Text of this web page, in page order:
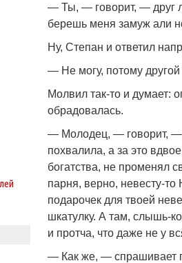
— Ты, — говорит, — друг
берешь меня замуж али
Ну, Степан и ответил
— Не могу, потому
Молвил так-то и думает:
обрадовалась.
— Молодец, — говорит, —
похвалила, а за это
богатства, не променял
парня, верно, невесту-
подарочек для твоей
шкатулку. А там, слышь-
и протча, что даже не у
— Как же, — спрашивает